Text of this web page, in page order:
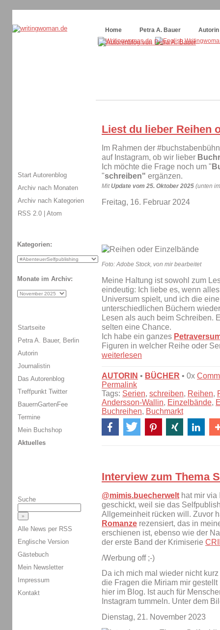
Home
Petra A. Bauer Autorin
Liest du lieber Reihen
Im Rahmen der
auf Instagram, ob wir lieber
Ich möchte die Frage noch um "
"schreiben" ergänzen.
MitUpdate vom 25. Oktober 2025 (unten
Freitag, 16. Februar 2024
Foto: Adobe Stock, von mir bearbeitet
Meine Haltung ist sowohl zum
eindeutig: Ich liebe es, wenn
Universum spielt, und ich die
unterschiedlichen Büchern
Lesen als auch beim Schreiben.
selten eine Chance.
Ich habe ein ganzes
Figuren in welcher Reihe oder
weiterlesen
AUTORIN • BÜCHER • 0x
Permalink
Tags: Serien, schreiben, Reihen,
Andersson-Wallin, Einzelbände,
Buchreihen, Buchmarkt
Interview zum Thema
@mimis.buecherwelt hat mir via
geschickt, weil sie das
Allgemeinheit rücken will. Zuvor
Romanze rezensiert, das in
erschienen ist, ebenso wie der
der erste Band der Krimiserie
/Werbung off ;-)
Da ich mich mal wieder nicht
die Fragen die Miriam mir
hier im Blog. Ist auch für
Instagram tummeln. Unter dem
Dienstag, 21. November 2023
Start Autorenblog
Archiv nach Monaten
Archiv nach Kategorien
RSS 2.0 | Atom
Kategorien:
Monate im Archiv:
Startseite
Petra A. Bauer, Berlin
Autorin
Journalistin
Das Autorenblog
Treffpunkt Twitter
BauernGartenFee
Termine
Mein Buchshop
Aktuelles
Suche
Alle News per RSS
Englische Version
Gästebuch
Mein Newsletter
Impressum
Kontakt